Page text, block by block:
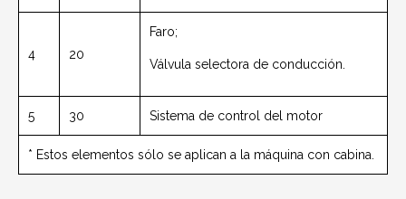
4 20
Faro;
Válvula selectora de conducción.
5 30 Sistema de control del motor
* Estos elementos sólo se aplican a la máquina con cabina.